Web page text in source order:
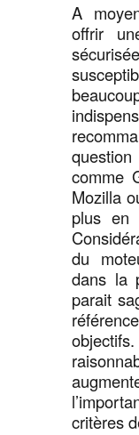
A
offrir
comme
Mozilla
plus en
du
dans la
parait
critères